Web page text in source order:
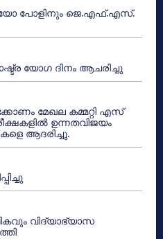
പോളിനും ജെ.എഫ്.എസ്.
യോഗ ദിനം ആചരിച്ചു
മേഖല കമ്മറ്റി എസ്
ഉന്നതവിജയം
ആദരിച്ചു.
വിദ്യാഭ്യാസ